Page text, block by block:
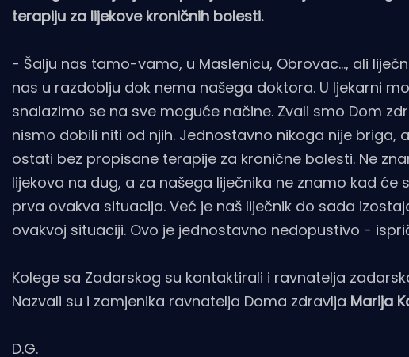
terapiju za lijekove kroničnih bolesti.
- Šalju nas tamo-vamo, u Maslenicu, Obrovac..., ali
nas u razdoblju dok nema našega doktora. U ljekarni
snalazimo se na sve moguće načine. Zvali smo Dom
nismo dobili niti od njih. Jednostavno nikoga nije briga,
ostati bez propisane terapije za kronične bolesti. Ne
lijekova na dug, a za našega liječnika ne znamo kad
prva ovakva situacija. Već je naš liječnik do sada
ovakvoj situaciji. Ovo je jednostavno nedopustivo -
Kolege sa Zadarskog su kontaktirali i ravnatelja
Nazvali su i zamjenika ravnatelja Doma zdravlja Marija
D.G.